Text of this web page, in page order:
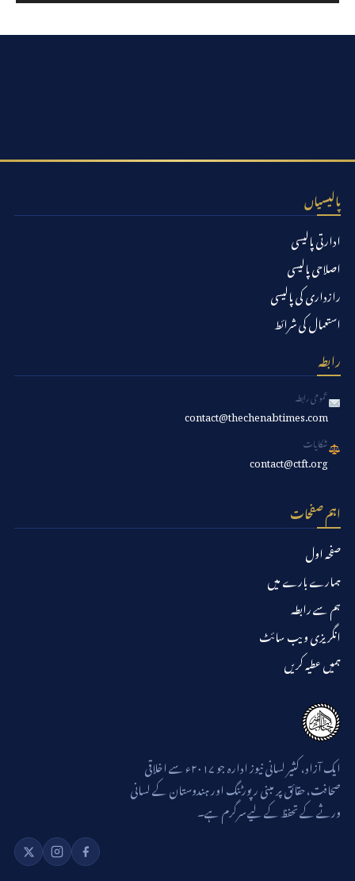
پالیسیاں
ادارتی پالیسی
اصلاحی پالیسی
رازداری کی پالیسی
استعمال کی شرائط
رابطہ
عمومی رابطہ
contact@thechenabtimes.com
شکایات
contact@ctft.org
اہم صفحات
صفحہ اول
ہمارے بارے میں
ہم سے رابطہ
انگریزی ویب سائٹ
ہمیں عطیہ کریں
ایک آزاد، کثیر لسانی نیوز ادارہ جو ۲۰۱۷ء سے اخلاقی
صحافت، حقائق پر مبنی رپورٹنگ اور ہندوستان کے لسانی
ورثے کے تحفظ کے لیے سرگرم ہے۔